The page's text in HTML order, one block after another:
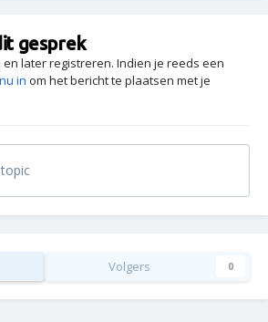
gesprek
en later registreren. Indien je reeds een
in om het bericht te plaatsen met je
Volgers 0